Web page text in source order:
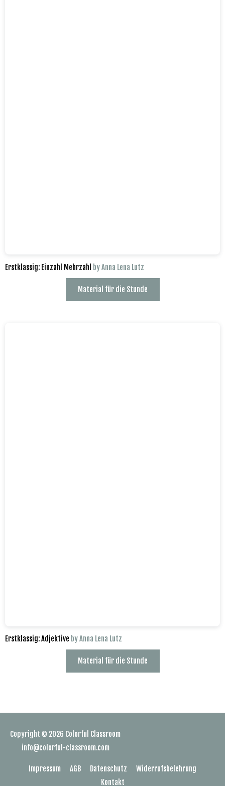
Erstklassig: Einzahl Mehrzahl by Anna Lena Lutz
Material für die Stunde
Erstklassig: Adjektive by Anna Lena Lutz
Material für die Stunde
Copyright © 2026 Colorful Classroom
info@colorful-classroom.com
Impressum AGB Datenschutz
Widerrufsbelehrung
Kontakt